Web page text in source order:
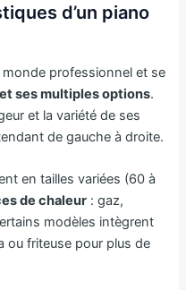
d’un piano
monde professionnel et se
ses multiples options.
et la variété de ses
de gauche à droite.
en tailles variées (60 à
de chaleur : gaz,
modèles intègrent
ou friteuse pour plus de